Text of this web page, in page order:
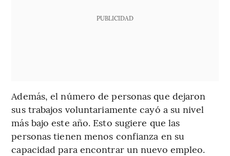
PUBLICIDAD
Además, el número de personas que dejaron
sus trabajos voluntariamente cayó a su nivel
más bajo este año. Esto sugiere que las
personas tienen menos confianza en su
capacidad para encontrar un nuevo empleo.